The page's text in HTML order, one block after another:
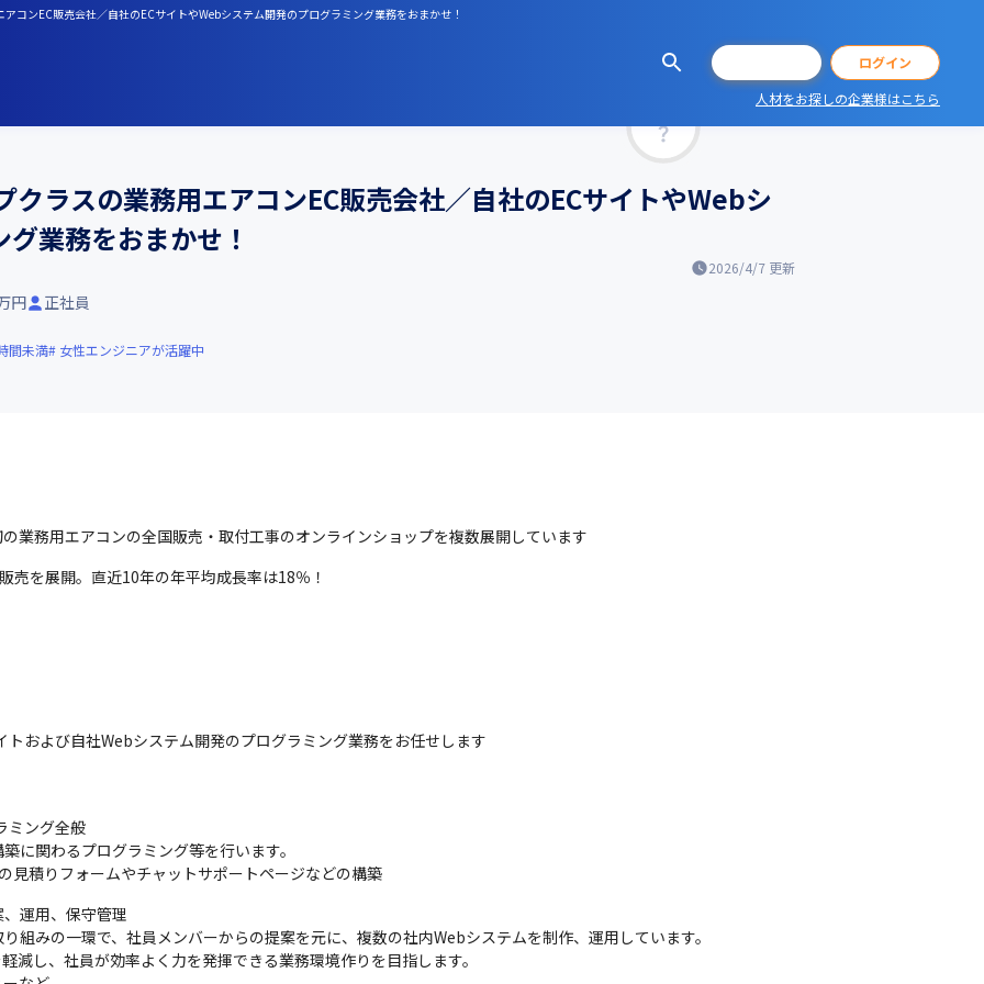
ンEC販売会社／自社のECサイトやWebシステム開発のプログラミング業務をおまかせ！
ログイン
人材をお探しの企業様はこちら
クラスの業務用エアコンEC販売会社／自社のECサイトやWebシ
業務をおまかせ！
2026/4/7 更新
円 正社員
間未満 女性エンジニアが活躍中
務用エアコンの全国販売・取付工事のオンラインショップを複数展開しています
を展開。直近10年の年平均成長率は18％！
および自社Webシステム開発のプログラミング業務をお任せします
ミング全般
に関わるプログラミング等を行います。
見積りフォームやチャットサポートページなどの構築
運用、保守管理
組みの一環で、社員メンバーからの提案を元に、複数の社内Webシステムを制作、運用しています。
減し、社員が効率よく力を発揮できる業務環境作りを目指します。